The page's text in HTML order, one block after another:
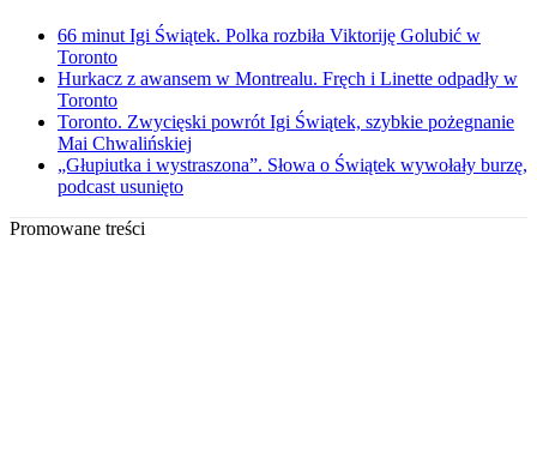
66 minut Igi Świątek. Polka rozbiła Viktoriję Golubić w
Toronto
Hurkacz z awansem w Montrealu. Fręch i Linette odpadły w
Toronto
Toronto. Zwycięski powrót Igi Świątek, szybkie pożegnanie
Mai Chwalińskiej
„Głupiutka i wystraszona”. Słowa o Świątek wywołały burzę,
podcast usunięto
Promowane treści